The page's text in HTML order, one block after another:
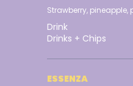
Strawberry,
Drink
Drinks + Chips
ESSENZA